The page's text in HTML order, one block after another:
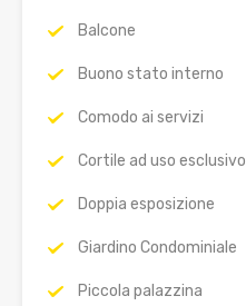
Balcone
Buono stato interno
Comodo ai servizi
Cortile ad uso esclusivo
Doppia esposizione
Giardino Condominiale
Piccola palazzina